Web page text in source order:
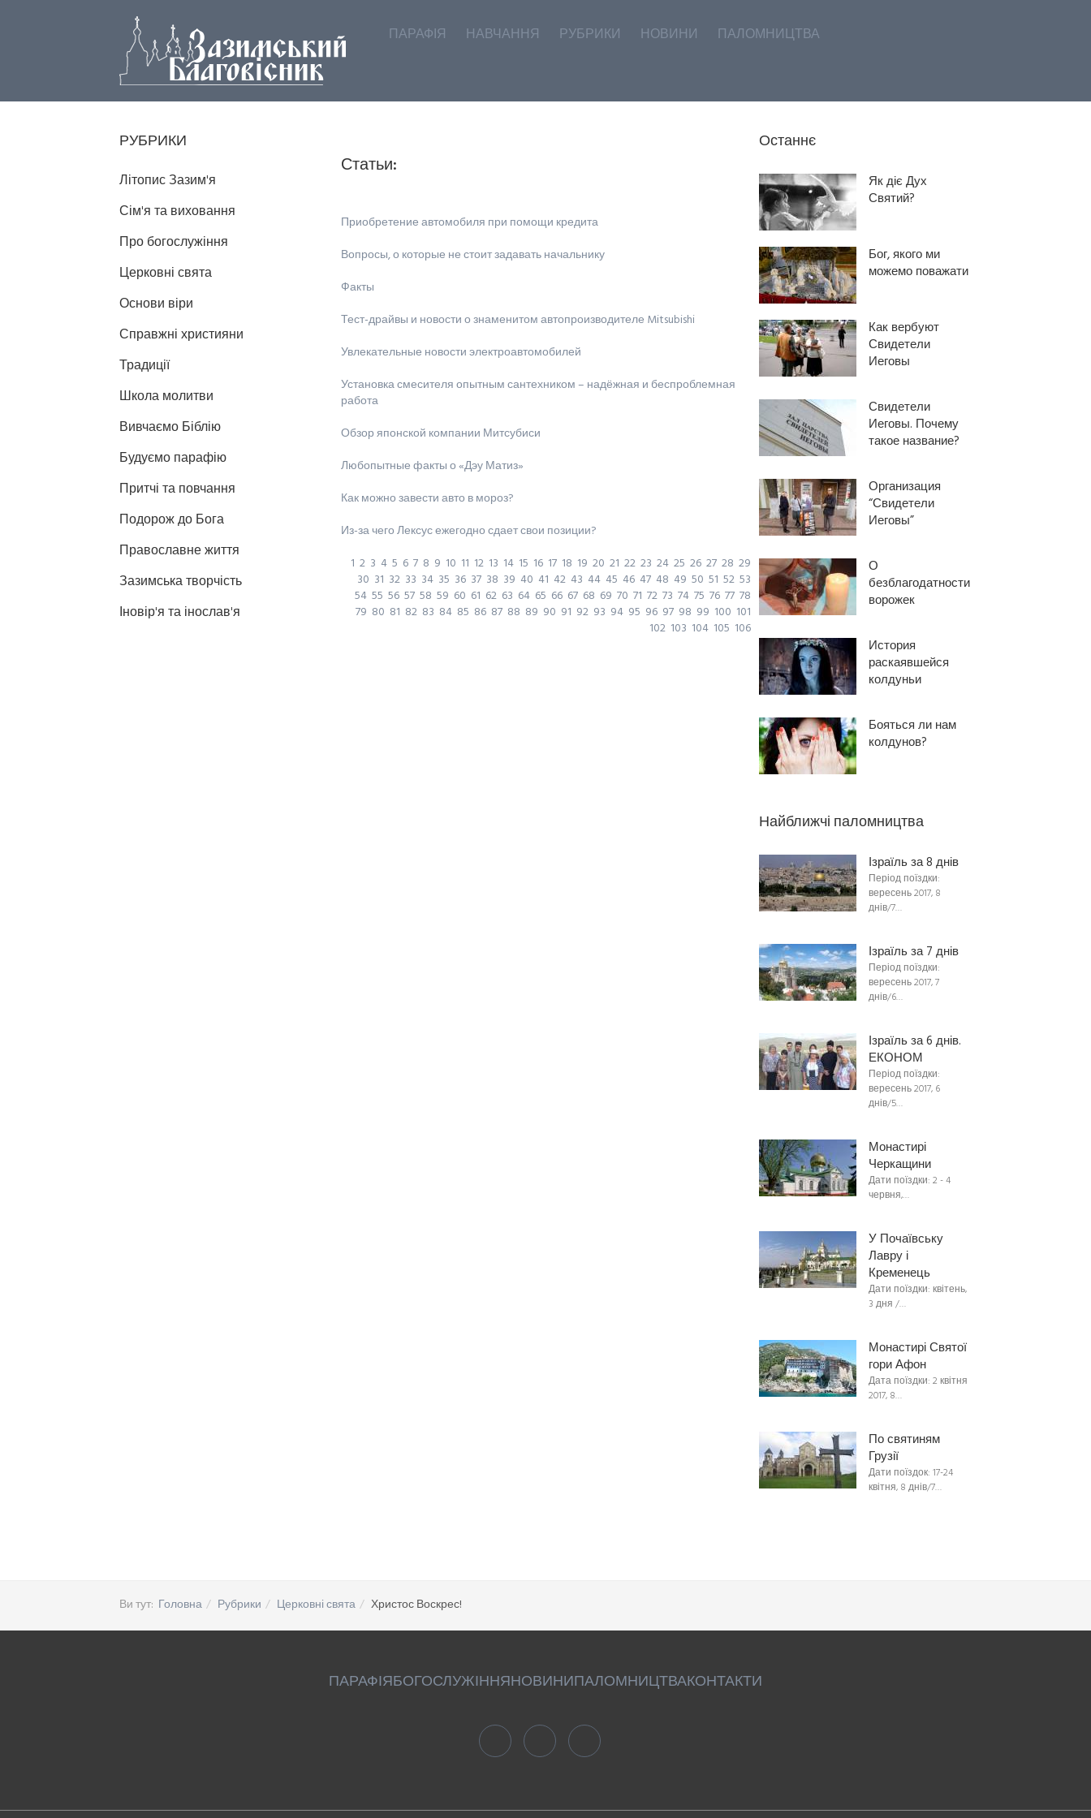
ПАРАФІЯ НАВЧАННЯ РУБРИКИ НОВИНИ ПАЛОМНИЦТВА
Статьи:
Приобретение автомобиля при помощи кредита
Вопросы, о которые не стоит задавать начальнику
Факты
Тест-драйвы и новости о знаменитом автопроизводителе Mitsubishi
Увлекательные новости электроавтомобилей
Установка смесителя опытным сантехником – надёжная и беспроблемная
работа
Обзор японской компании Митсубиси
Любопытные факты о «Дэу Матиз»
Как можно завести авто в мороз?
Из-за чего Лексус ежегодно сдает свои позиции?
1 2 3 4 5 6 7 8 9 10 11 12 13 14 15 16 17 18 19 20 21 22 23 24 25 26 27 28 29
30 31 32 33 34 35 36 37 38 39 40 41 42 43 44 45 46 47 48 49 50 51 52 53
54 55 56 57 58 59 60 61 62 63 64 65 66 67 68 69 70 71 72 73 74 75 76 77 78
79 80 81 82 83 84 85 86 87 88 89 90 91 92 93 94 95 96 97 98 99 100 101
102 103 104 105 106
РУБРИКИ
Літопис Зазим'я
Сім'я та виховання
Про богослужіння
Церковні свята
Основи віри
Справжні християни
Традиції
Школа молитви
Вивчаємо Біблію
Будуємо парафію
Притчі та повчання
Подорож до Бога
Православне життя
Зазимська творчість
Іновір'я та інослав'я
Останнє
Як діє Дух
Святий?
Бог, якого ми
можемо поважати
Как вербуют
Свидетели
Иеговы
Свидетели
Иеговы. Почему
такое название?
Организация
“Свидетели
Иеговы”
О
безблагодатности
ворожек
История
раскаявшейся
колдуньи
Бояться ли нам
колдунов?
Найближчі паломництва
Ізраїль за 8 днів
Період поїздки:
вересень 2017, 8
днів/7…
Ізраїль за 7 днів
Період поїздки:
вересень 2017, 7
днів/6…
Ізраїль за 6 днів.
ЕКОНОМ
Період поїздки:
вересень 2017, 6
днів/5…
Монастирі
Черкащини
Дати поїздки: 2 - 4
червня,…
У Почаївську
Лавру і
Кременець
Дати поїздки: квітень,
3 дня /…
Монастирі Святої
гори Афон
Дата поїздки: 2 квітня
2017, 8…
По святиням
Грузії
Дати поїздок: 17-24
квітня, 8 днів/7…
Ви тут: Головна Рубрики Церковні свята Христос Воскрес!
ПАРАФІЯБОГОСЛУЖІННЯНОВИНИПАЛОМНИЦТВАКОНТАКТИ